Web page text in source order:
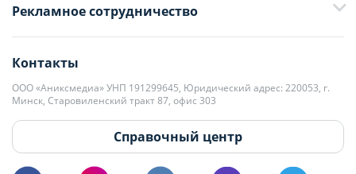
+375 33 376-13-70
editor@domovita.by
Мы принимаем звонки и отвечаем на письма в будние дни с 9:00 до
18:00.
Рекламное сотрудничество
kb@domovita.by
+375 29 179-11-28 Владислав Гладченко
vg@domovita.by
Пишите и звоните нам в будние дни с 8:00 до 20:00.
Контакты
ООО «Аниксмедиа» УНП 191299645, Юридический адрес: 220053, г.
Минск, Старовиленский тракт 87, офис 303
Справочный центр